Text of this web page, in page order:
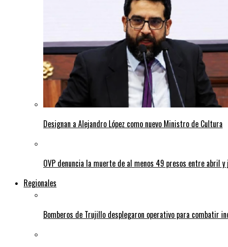
Designan a Alejandro López como nuevo Ministro de Cultura
OVP denuncia la muerte de al menos 49 presos entre abril
Regionales
Bomberos de Trujillo desplegaron operativo para combatir